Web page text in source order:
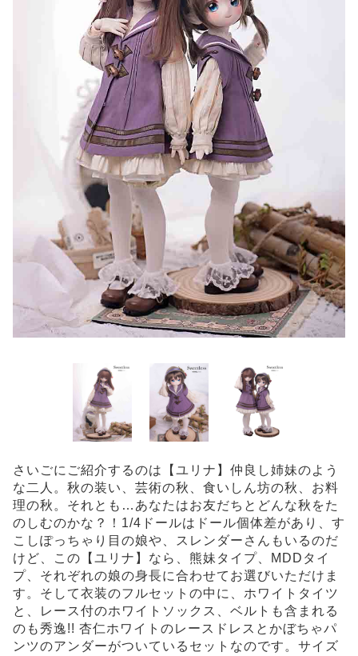
さいごにご紹介するのは【ユリナ】仲良し姉妹のよう
な二人。秋の装い、芸術の秋、食いしん坊の秋、お料
理の秋。それとも…あなたはお友だちとどんな秋をた
のしむのかな？！1/4ドールはドール個体差があり、す
こしぽっちゃり目の娘や、スレンダーさんもいるのだ
けど、この【ユリナ】なら、熊妹タイプ、MDDタイ
プ、それぞれの娘の身長に合わせてお選びいただけま
す。そして衣装のフルセットの中に、ホワイトタイツ
と、レース付のホワイトソックス、ベルトも含まれる
のも秀逸!! 杏仁ホワイトのレースドレスとかぼちゃパ
ンツのアンダーがついているセットなのです。サイズ